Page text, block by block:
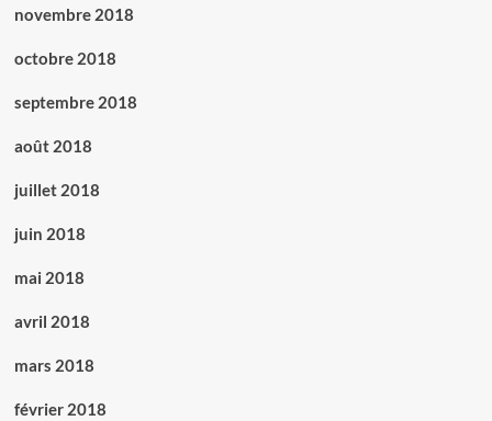
novembre 2018
octobre 2018
septembre 2018
août 2018
juillet 2018
juin 2018
mai 2018
avril 2018
mars 2018
février 2018